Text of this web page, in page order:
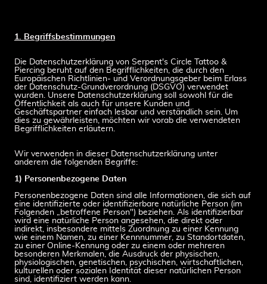
1. Begriffsbestimmungen
Die Datenschutzerklärung von Serpent's Circle Tattoo &
Piercing beruht auf den Begrifflichkeiten, die durch den
Europäischen Richtlinien- und Verordnungsgeber beim Erlass
der Datenschutz-Grundverordnung (DSGVO) verwendet
wurden. Unsere Datenschutzerklärung soll sowohl für die
Öffentlichkeit als auch für unsere Kunden und
Geschäftspartner einfach lesbar und verständlich sein. Um
dies zu gewährleisten, möchten wir vorab die verwendeten
Begrifflichkeiten erläutern.
Wir verwenden in dieser Datenschutzerklärung unter
anderem die folgenden Begriffe:
1) Personenbezogene Daten
Personenbezogene Daten sind alle Informationen, die sich auf
eine identifizierte oder identifizierbare natürliche Person (im
Folgenden „betroffene Person") beziehen. Als identifizierbar
wird eine natürliche Person angesehen, die direkt oder
indirekt, insbesondere mittels Zuordnung zu einer Kennung
wie einem Namen, zu einer Kennnummer, zu Standortdaten,
zu einer Online-Kennung oder zu einem oder mehreren
besonderen Merkmalen, die Ausdruck der physischen,
physiologischen, genetischen, psychischen, wirtschaftlichen,
kulturellen oder sozialen Identität dieser natürlichen Person
sind, identifiziert werden kann.